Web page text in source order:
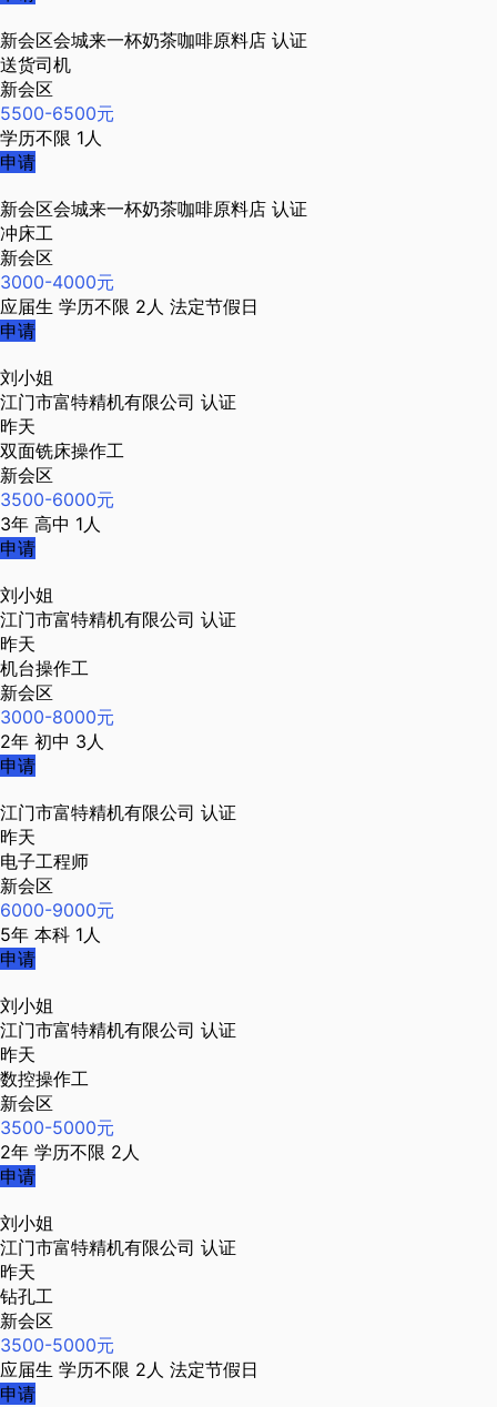
新会区会城来一杯奶茶咖啡原料店 认证
送货司机
新会区
5500-6500元
学历不限 1人
申请
新会区会城来一杯奶茶咖啡原料店 认证
冲床工
新会区
3000-4000元
应届生 学历不限 2人 法定节假日
申请
刘小姐
江门市富特精机有限公司 认证
昨天
双面铣床操作工
新会区
3500-6000元
3年 高中 1人
申请
刘小姐
江门市富特精机有限公司 认证
昨天
机台操作工
新会区
3000-8000元
2年 初中 3人
申请
江门市富特精机有限公司 认证
昨天
电子工程师
新会区
6000-9000元
5年 本科 1人
申请
刘小姐
江门市富特精机有限公司 认证
昨天
数控操作工
新会区
3500-5000元
2年 学历不限 2人
申请
刘小姐
江门市富特精机有限公司 认证
昨天
钻孔工
新会区
3500-5000元
应届生 学历不限 2人 法定节假日
申请